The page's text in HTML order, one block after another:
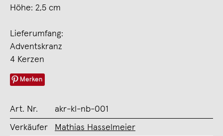
Höhe: 2,5 cm
Lieferumfang:
Adventskranz
4 Kerzen
Merken
Art. Nr. akr-kl-nb-001
Verkäufer Mathias Hasselmeier